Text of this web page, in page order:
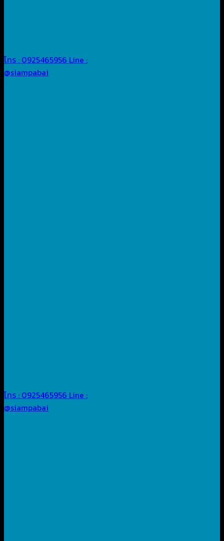
โทร : 0925465956 Line :
@siampabai
โทร : 0925465956 Line :
@siampabai